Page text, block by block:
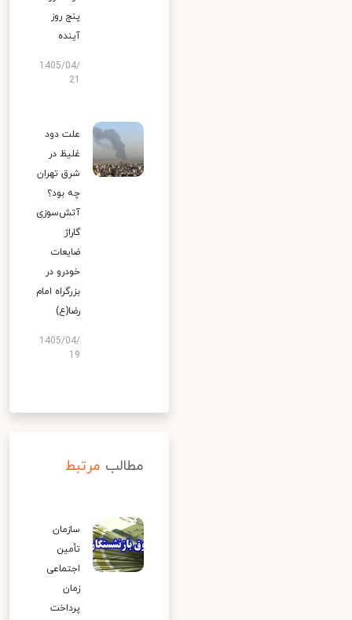
پنج روز
آینده
1405/04/
علت دود
غلیظ در
شرق تهران
چه بود؟
آتش‌سوزی
گاراژ
ضایعات
خودرو در
بزرگراه امام
رضا(ع)
1405/04/
19
مطالب مرتبط
سازمان
تأمین
اجتماعی
زمان
پرداخت